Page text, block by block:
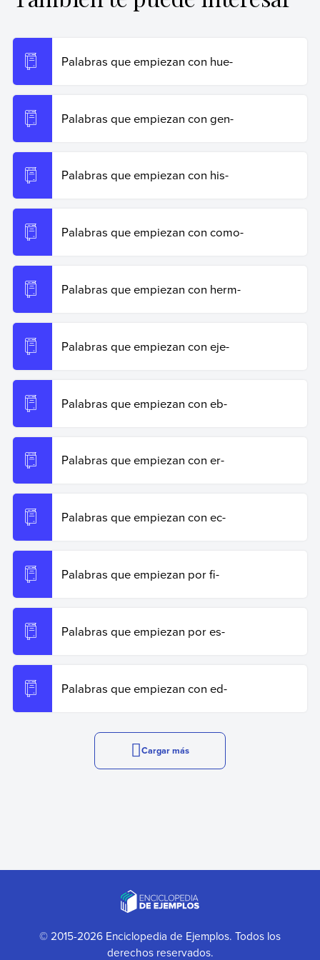
Ribas, Natalia (25 de octubre de 2024).
Recuperado el 20 de junio de 2026 de
https://www.ejemplos.co/palabras-que-empiezan-con-
hor/
Palabras que empiezan con hue-
Palabras que empiezan con gen-
Palabras que empiezan con his-
Palabras que empiezan con como-
Palabras que empiezan con herm-
Palabras que empiezan con eje-
Palabras que empiezan con eb-
Palabras que empiezan con er-
Palabras que empiezan con ec-
Palabras que empiezan por fi-
Palabras que empiezan por es-
Palabras que empiezan con ed-
Cargar más
© 2015-2026 Enciclopedia de Ejemplos. Todos los
derechos reservados.